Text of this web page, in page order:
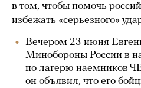
в том, чтобы помочь
избежать «серьезного»
Вечером 23 июня
Минобороны России в
по лагерю наемников
он объявил, что его